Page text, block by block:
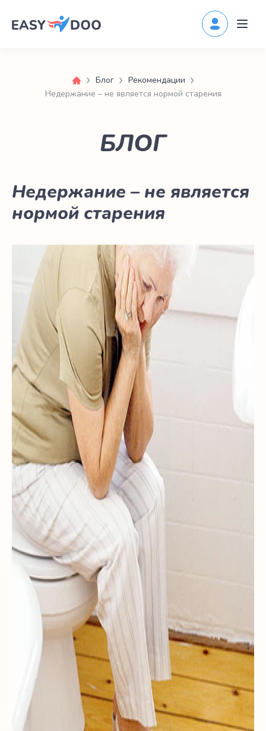
Блог
Рекомендации
Недержание – не является нормой старения
БЛОГ
Недержание – не является
нормой старения